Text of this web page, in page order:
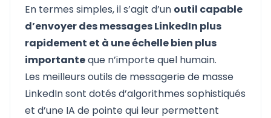
En termes simples, il s’agit d’un outil capable
d’envoyer des messages LinkedIn plus
rapidement et à une échelle bien plus
importanteque n’importe quel humain.
Les meilleurs outils de messagerie de masse
LinkedIn sont dotés d’algorithmes sophistiqués
et d’une IA de pointe qui leur permettent